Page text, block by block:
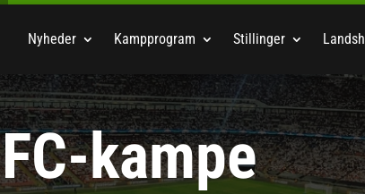
Nyheder Kampprogram Stillinger
kampe